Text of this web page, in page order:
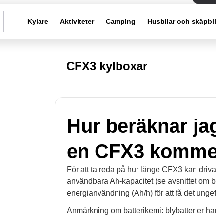
Kylare Aktiviteter Camping Husbilar och
CFX3 kylboxar
Hur beräknar
en CFX3
För att ta reda på hur länge CFX3 kan
användbara Ah-kapacitet (se avsnittet om
energianvändning (Ah/h) för att få det
Anmärkning om batterikemi: blybatterier